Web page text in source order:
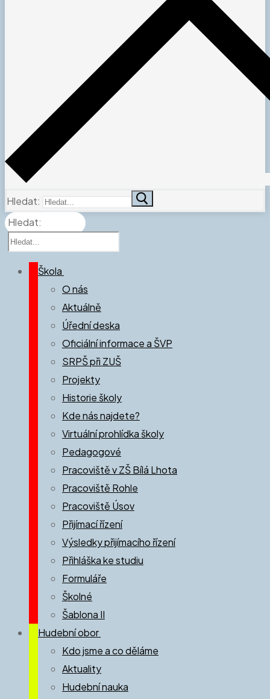
Hledat:
Hledat:
Škola
O nás
Aktuálně
Úřední deska
Oficiální informace a ŠVP
SRPŠ při ZUŠ
Projekty
Historie školy
Kde nás najdete?
Virtuální prohlídka školy
Pedagogové
Pracoviště v ZŠ Bílá Lhota
Pracoviště Rohle
Pracoviště Úsov
Přijímací řízení
Výsledky přijímacího řízení
Přihláška ke studiu
Formuláře
Školné
Šablona II
Hudební obor
Kdo jsme a co děláme
Aktuality
Hudební nauka